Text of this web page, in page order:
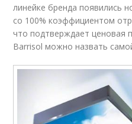
линейке бренда появились
со 100% коэффициентом
что подтверждает ценовая
Barrisol можно назвать